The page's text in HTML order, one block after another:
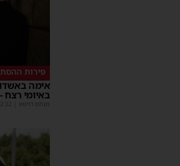
פירות
באיומי
מנחם דויטש 22:32